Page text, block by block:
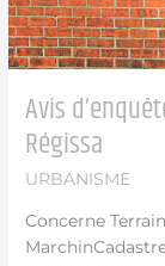
Avis
Régissa
URBANISME
Concerne